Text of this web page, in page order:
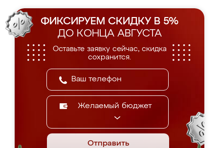
ФИКСИРУЕМ СКИДКУ В 5%
ДО КОНЦА АВГУСТА
Оставьте заявку сейчас, скидка
сохранится.
Желаемый бюджет
Отправить